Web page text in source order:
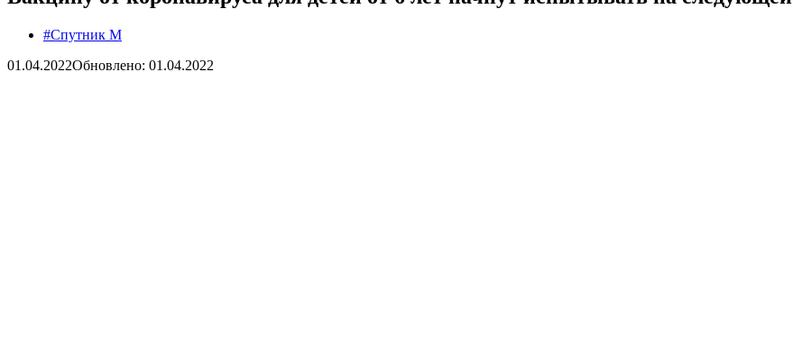
#Спутник М
01.04.2022Обновлено: 01.04.2022